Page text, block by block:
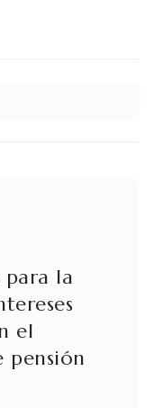
para la
el
pensión